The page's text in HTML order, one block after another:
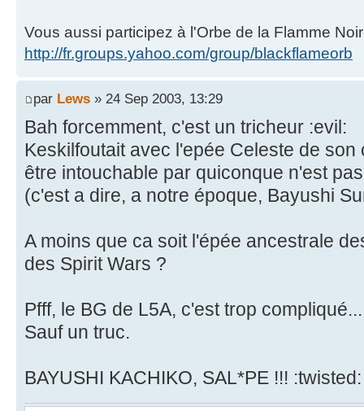
Vous aussi participez à l'Orbe de la Flamme
http://fr.groups.yahoo.com/group/blackflameorb
par Lews » 24 Sep 2003, 13:29
Bah forcemment, c'est un tricheur :evil:
Keskilfoutait avec l'epée Celeste de
être intouchable par quiconque n'est
(c'est a dire, a notre époque, Bayushi
A moins que ca soit l'épée ancestrale
des Spirit Wars ?
Pfff, le BG de L5A, c'est trop compliqué...
Sauf un truc.
BAYUSHI KACHIKO, SAL*PE !!! :twisted: